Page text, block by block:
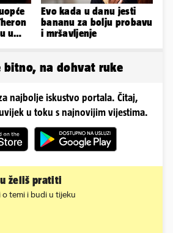
u
Evo kada u danu jesti
bananu za bolju probavu
i mršavljenje
bitno, na dohvat ruke
najbolje iskustvo portala. Čitaj,
u toku s najnovijim vijestima.
želiš pratiti
temi i budi u tijeku